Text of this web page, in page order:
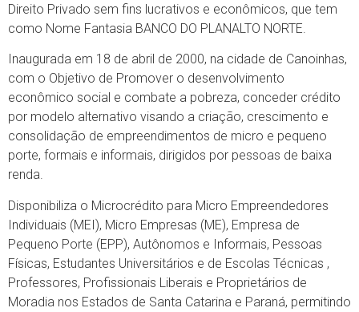
Direito Privado sem fins lucrativos e econômicos, que tem
como Nome Fantasia BANCO DO PLANALTO NORTE.
Inaugurada em 18 de abril de 2000, na cidade de Canoinhas,
com o Objetivo de Promover o desenvolvimento
econômico social e combate a pobreza, conceder crédito
por modelo alternativo visando a criação, crescimento e
consolidação de empreendimentos de micro e pequeno
porte, formais e informais, dirigidos por pessoas de baixa
renda.
Disponibiliza o Microcrédito para Micro Empreendedores
Individuais (MEI), Micro Empresas (ME), Empresa de
Pequeno Porte (EPP), Autônomos e Informais, Pessoas
Físicas, Estudantes Universitários e de Escolas Técnicas ,
Professores, Profissionais Liberais e Proprietários de
Moradia nos Estados de Santa Catarina e Paraná, permitindo